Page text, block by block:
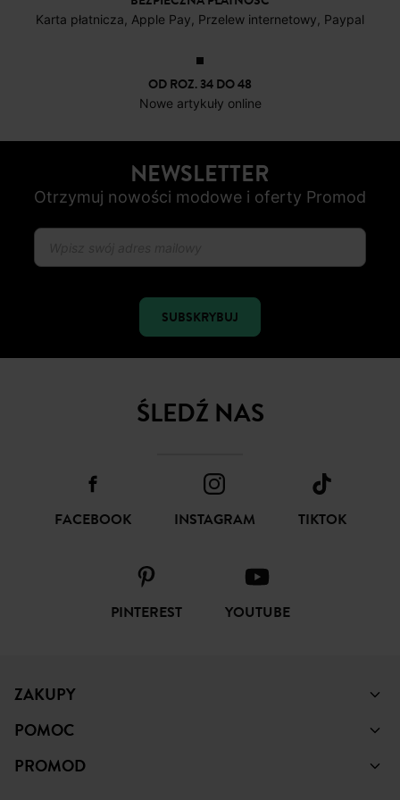
Karta płatnicza, Apple Pay, Przelew internetowy, Paypal
OD ROZ. 34 DO 48
Nowe artykuły online
NEWSLETTER
Otrzymuj nowości modowe i oferty Promod
SUBSKRYBUJ
ŚLEDŹ NAS
FACEBOOK INSTAGRAM TIKTOK
PINTEREST YOUTUBE
ZAKUPY
POMOC
PROMOD